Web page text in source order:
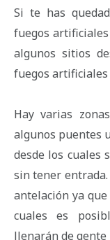
Si te has
fuegos artificiales
algunos sitios
fuegos artificiales
Hay varias
algunos puentes
desde los cuales
sin tener entrada.
antelación ya
cuales es
llenarán de